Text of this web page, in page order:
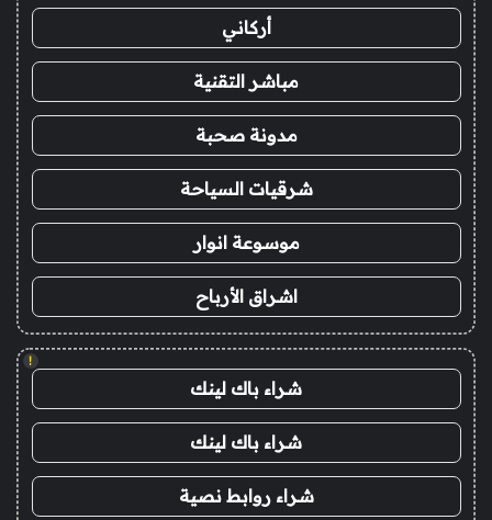
أركاني
مباشر التقنية
مدونة صحبة
شرقيات السياحة
موسوعة انوار
اشراق الأرباح
!
شراء باك لينك
شراء باك لينك
شراء روابط نصية